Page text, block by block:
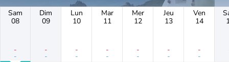
Sam
08
-
-
Dim
09
-
-
Lun
10
-
-
Mar
11
-
-
Mer
12
-
-
Jeu
13
-
-
Ven
14
-
-